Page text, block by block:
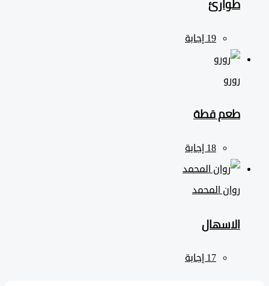
طوارئ
طعم قطة
روان المحمد
الاسهال